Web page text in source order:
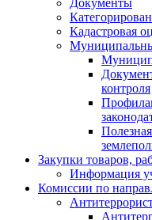
Документы
Кадастровая
контроля
Закупки товаров,
Информация
Комиссии по